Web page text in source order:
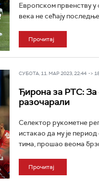
Европском првенству у
века не сећају
Прочитај
СУБОТА, 11. МАР 2023, 22:44 ->
Ђирона за РТС: За
разочарали
Селектор рукометне
истакао да му је
тима, прошао веома
Прочитај